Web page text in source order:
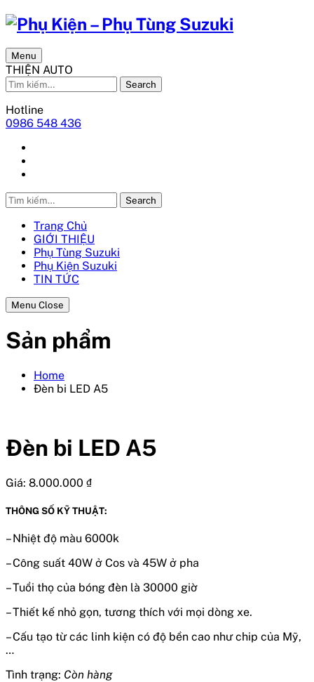
Menu
THIỆN AUTO
Search
Hotline
0986 548 436
Search
Trang Chủ
GIỚI THIỆU
Phụ Tùng Suzuki
Phụ Kiện Suzuki
TIN TỨC
Menu Close
Sản phẩm
Home
Đèn bi LED A5
Đèn bi LED A5
Giá: 8.000.000 ₫
THÔNG SỐ KỸ THUẬT:
– Nhiệt độ màu 6000k
– Công suất 40W ở Cos và 45W ở pha
– Tuổi thọ của bóng đèn là 30000 giờ
– Thiết kế nhỏ gọn, tương thích với mọi dòng xe.
– Cấu tạo từ các linh kiện có độ bền cao như chip của Mỹ,
…
Tình trạng: Còn hàng